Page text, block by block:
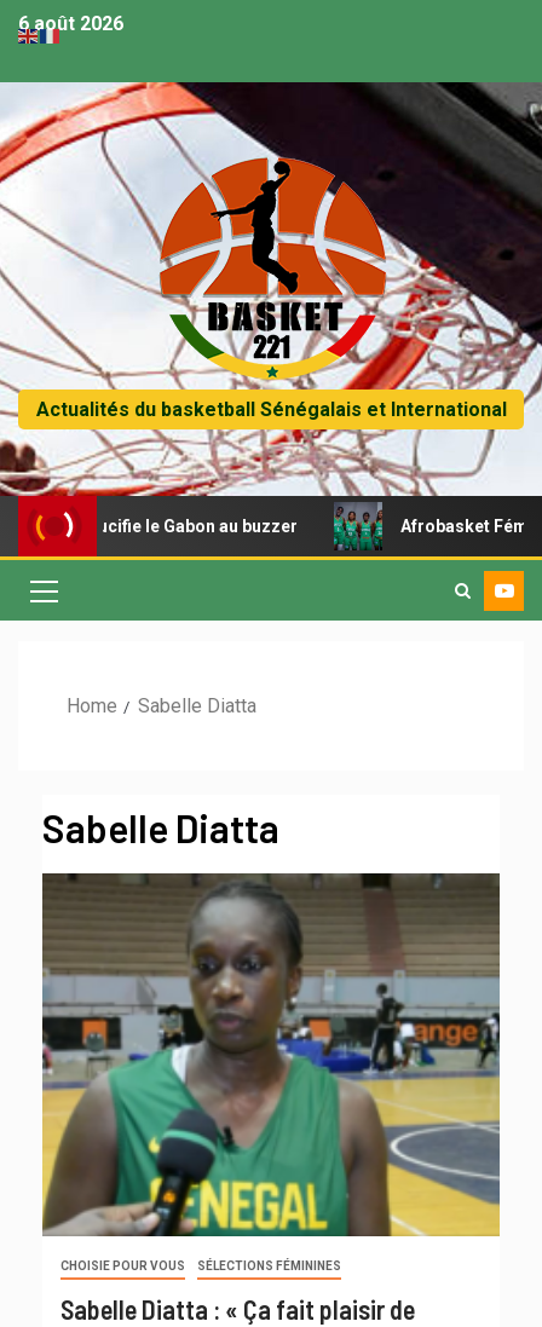
6 août 2026
Actualités du basketball Sénégalais et International
crucifie le Gabon au buzzer Afrobasket Féminin
Home Sabelle Diatta
Sabelle Diatta
CHOISIE POUR VOUS SÉLECTIONS FÉMININES
Sabelle Diatta : « Ça fait plaisir de